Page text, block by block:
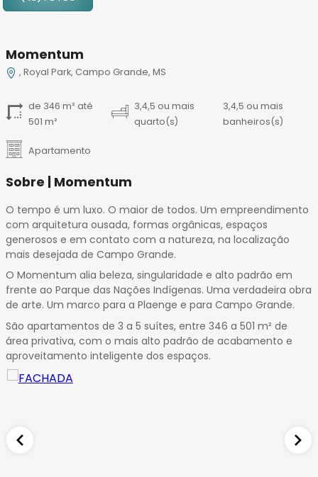
3
6
7
11
13
16
17
18
19
20
21
22
23
24
Momentum
, Royal Park, Campo Grande, MS
de 346 m² até
501 m²
3,4,5 ou mais
quarto(s)
3,4,5 ou mais
banheiros(s)
Apartamento
Sobre | Momentum
O tempo é um luxo. O maior de todos. Um empreendimento
com arquitetura ousada, formas orgânicas, espaços
generosos e em contato com a natureza, na localização
mais desejada de Campo Grande.
O Momentum alia beleza, singularidade e alto padrão em
frente ao Parque das Nações Indígenas. Uma verdadeira obra
de arte. Um marco para a Plaenge e para Campo Grande.
São apartamentos de 3 a 5 suítes, entre 346 a 501 m² de
área privativa, com o mais alto padrão de acabamento e
aproveitamento inteligente dos espaços.